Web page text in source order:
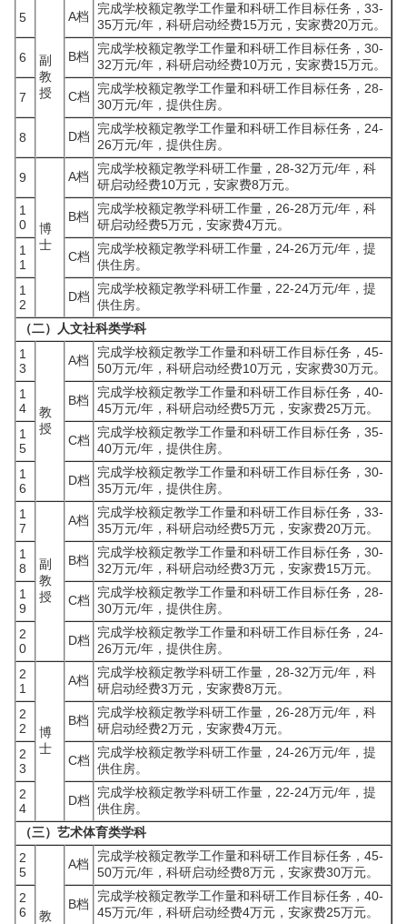
5
副
教
授
A档
完成学校额定教学工作量和科研工作目标任务，33-
35万元/年，科研启动经费15万元，安家费20万元。
6 B档
完成学校额定教学工作量和科研工作目标任务，30-
32万元/年，科研启动经费10万元，安家费15万元。
7 C档
完成学校额定教学工作量和科研工作目标任务，28-
30万元/年，提供住房。
8 D档
完成学校额定教学工作量和科研工作目标任务，24-
26万元/年，提供住房。
9
博
士
A档
完成学校额定教学科研工作量，28-32万元/年，科
研启动经费10万元，安家费8万元。
1
0
B档
完成学校额定教学科研工作量，26-28万元/年，科
研启动经费5万元，安家费4万元。
1
1
C档
完成学校额定教学科研工作量，24-26万元/年，提
供住房。
1
2
D档
完成学校额定教学科研工作量，22-24万元/年，提
供住房。
（二）人文社科类学科
1
3
教
授
A档
完成学校额定教学工作量和科研工作目标任务，45-
50万元/年，科研启动经费10万元，安家费30万元。
1
4
B档
完成学校额定教学工作量和科研工作目标任务，40-
45万元/年，科研启动经费5万元，安家费25万元。
1
5
C档
完成学校额定教学工作量和科研工作目标任务，35-
40万元/年，提供住房。
1
6
D档
完成学校额定教学工作量和科研工作目标任务，30-
35万元/年，提供住房。
1
7
副
教
授
A档
完成学校额定教学工作量和科研工作目标任务，33-
35万元/年，科研启动经费5万元，安家费20万元。
1
8
B档
完成学校额定教学工作量和科研工作目标任务，30-
32万元/年，科研启动经费3万元，安家费15万元。
1
9
C档
完成学校额定教学工作量和科研工作目标任务，28-
30万元/年，提供住房。
2
0
D档
完成学校额定教学工作量和科研工作目标任务，24-
26万元/年，提供住房。
2
1
博
士
A档
完成学校额定教学科研工作量，28-32万元/年，科
研启动经费3万元，安家费8万元。
2
2
B档
完成学校额定教学科研工作量，26-28万元/年，科
研启动经费2万元，安家费4万元。
2
3
C档
完成学校额定教学科研工作量，24-26万元/年，提
供住房。
2
4
D档
完成学校额定教学科研工作量，22-24万元/年，提
供住房。
（三）艺术体育类学科
2
5
教
A档
完成学校额定教学工作量和科研工作目标任务，45-
50万元/年，科研启动经费8万元，安家费30万元。
2
6
B档
完成学校额定教学工作量和科研工作目标任务，40-
45万元/年，科研启动经费4万元，安家费25万元。